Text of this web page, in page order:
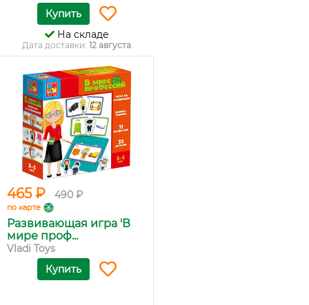
Купить
На складе
Дата доставки: 12 августа
465 ₽ 490 ₽
по карте
Развивающая игра 'В
мире проф...
Vladi Toys
Купить